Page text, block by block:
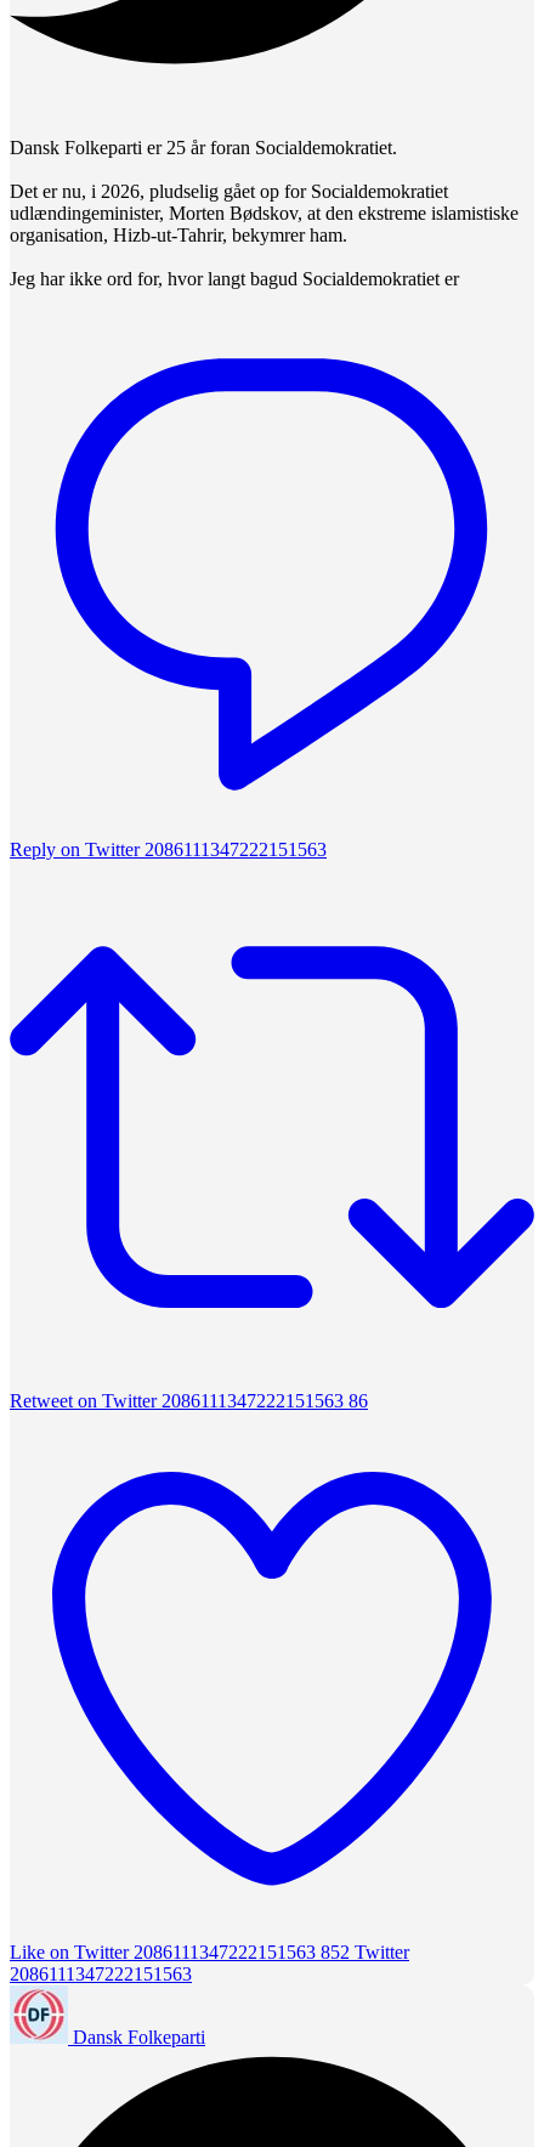
Dansk Folkeparti er 25 år foran Socialdemokratiet.
Det er nu, i 2026, pludselig gået op for Socialdemokratiet
udlændingeminister, Morten Bødskov, at den ekstreme islamistiske
organisation, Hizb-ut-Tahrir, bekymrer ham.
Jeg har ikke ord for, hvor langt bagud Socialdemokratiet er
Reply on Twitter 2086111347222151563
Retweet on Twitter 2086111347222151563 86
Like on Twitter 2086111347222151563 852 Twitter
2086111347222151563
Dansk Folkeparti